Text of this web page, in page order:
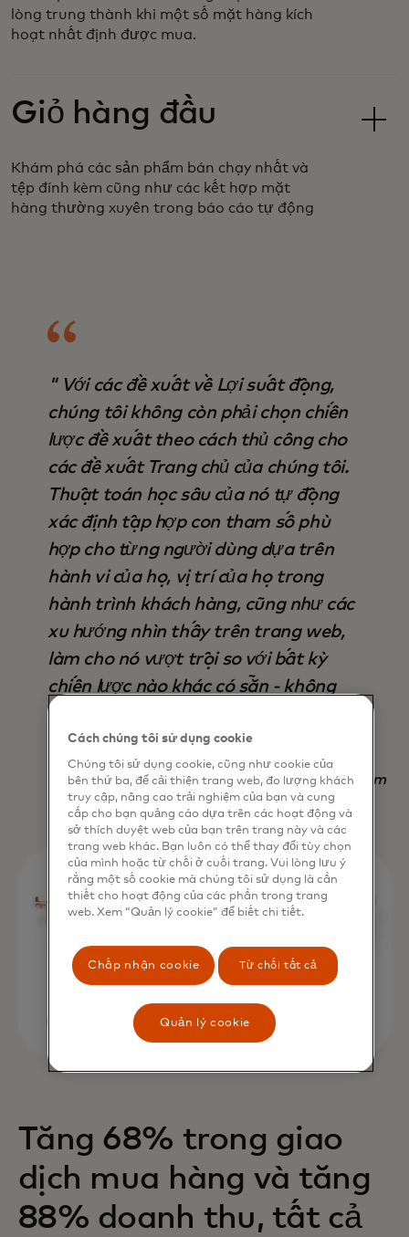
lòng trung thành khi một số mặt hàng kích
hoạt nhất định được mua.
Giỏ hàng đầu
Khám phá các sản phẩm bán chạy nhất và
tệp đính kèm cũng như các kết hợp mặt
hàng thường xuyên trong báo cáo tự động
" Với các đề xuất về Lợi suất động,
chúng tôi không còn phải chọn chiến
lược đề xuất theo cách thủ công cho
các đề xuất Trang chủ của chúng tôi.
Thuật toán học sâu của nó tự động
xác định tập hợp con tham số phù
hợp cho từng người dùng dựa trên
hành vi của họ, vị trí của họ trong
hành trình khách hàng, cũng như các
xu hướng nhìn thấy trên trang web,
làm cho nó vượt trội so với bất kỳ
chiến lược nào khác có sẵn - không
chỉ về đầu ra, mà còn tiết kiệm thời
gian ".
Nadav Yekutiel, Head of Data, GlassesUSA.com
Tăng 68% trong giao
dịch mua hàng và tăng
88% doanh thu, tất cả
Cách chúng tôi sử dụng cookie
Chúng tôi sử dụng cookie, cũng như cookie của
bên thứ ba, để cải thiện trang web, đo lượng khách
truy cập, nâng cao trải nghiệm của bạn và cung
cấp cho bạn quảng cáo dựa trên các hoạt động và
sở thích duyệt web của bạn trên trang này và các
trang web khác. Bạn luôn có thể thay đổi tùy chọn
của mình hoặc từ chối ở cuối trang. Vui lòng lưu ý
rằng một số cookie mà chúng tôi sử dụng là cần
thiết cho hoạt động của các phần trong trang
web. Xem “Quản lý cookie” để biết chi tiết.
Chấp nhận cookie Từ chối tất cả
Quản lý cookie